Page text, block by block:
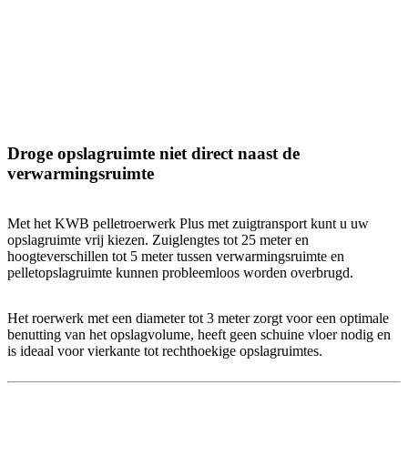
Droge opslagruimte niet direct naast de
verwarmingsruimte
Met het KWB pelletroerwerk Plus met zuigtransport kunt u uw
opslagruimte vrij kiezen. Zuiglengtes tot 25 meter en
hoogteverschillen tot 5 meter tussen verwarmingsruimte en
pelletopslagruimte kunnen probleemloos worden overbrugd.
Het roerwerk met een diameter tot 3 meter zorgt voor een optimale
benutting van het opslagvolume, heeft geen schuine vloer nodig en
is ideaal voor vierkante tot rechthoekige opslagruimtes.